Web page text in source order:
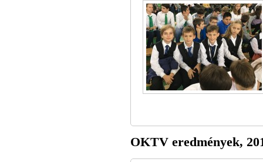
OKTV eredmények,